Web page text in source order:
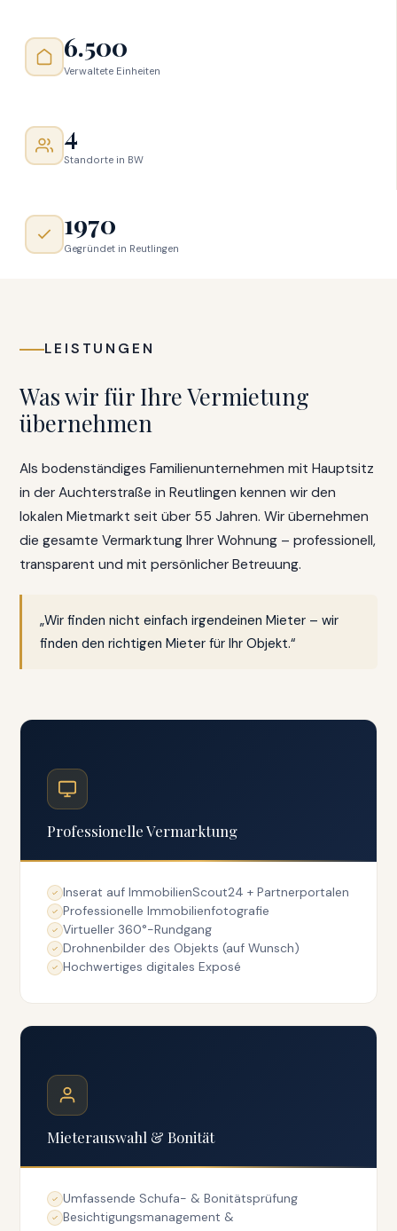
6.500
Verwaltete Einheiten
4
Standorte in BW
1970
Gegründet in Reutlingen
LEISTUNGEN
Was wir für Ihre Vermietung
übernehmen
Als bodenständiges Familienunternehmen mit Hauptsitz
in der Auchterstraße in Reutlingen kennen wir den
lokalen Mietmarkt seit über 55 Jahren. Wir übernehmen
die gesamte Vermarktung Ihrer Wohnung – professionell,
transparent und mit persönlicher Betreuung.
„Wir finden nicht einfach irgendeinen Mieter – wir
finden den richtigen Mieter für Ihr Objekt.“
Professionelle Vermarktung
Inserat auf ImmobilienScout24 + Partnerportalen
Professionelle Immobilienfotografie
Virtueller 360°-Rundgang
Drohnenbilder des Objekts (auf Wunsch)
Hochwertiges digitales Exposé
Mieterauswahl & Bonität
Umfassende Schufa- & Bonitätsprüfung
Besichtigungsmanagement &